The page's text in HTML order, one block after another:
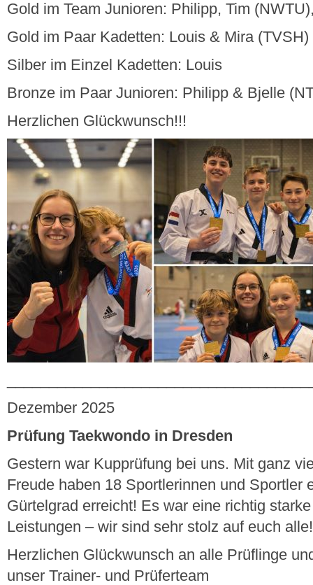
Gold im Team Junioren: Philipp, Tim
Gold im Paar Kadetten: Louis & Mira (TVSH)
Silber im Einzel Kadetten: Louis
Bronze im Paar Junioren: Philipp & Bjelle
Herzlichen Glückwunsch!!!
Dezember 2025
Prüfung Taekwondo in Dresden
Gestern war Kupprüfung bei uns. Mit ganz
Freude haben 18 Sportlerinnen und Sportler
Gürtelgrad erreicht! Es war eine richtig
Leistungen – wir sind sehr stolz auf euch alle!
Herzlichen Glückwunsch an alle Prüflinge
unser Trainer- und Prüferteam